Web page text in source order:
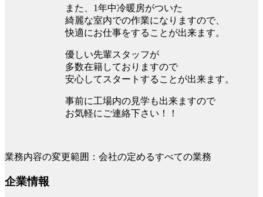
また、1年中冷暖房がついた
綺麗な室内での作業になりますので、
快適にお仕事をすることが出来ます。
優しい先輩スタッフが
多数在籍しておりますので
安心してスタートすることが出来ます。
事前に工場内の見学も出来ますので
お気軽にご連絡下さい！！
業務内容の変更範囲：会社の定めるすべての業務
企業情報